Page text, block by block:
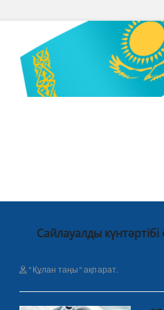
Сайлауалды
"Құлан таңы" ақпарат.